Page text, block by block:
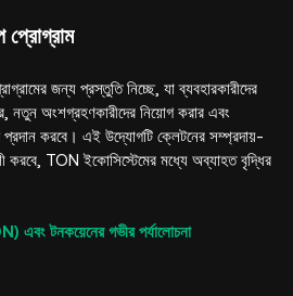
প্রোগ্রাম
জন্য প্রস্তুতি নিচ্ছে, যা ব্যবহারকারীদের
নতুন অংশগ্রহণকারীদের নিয়োগ করার এবং
করবে। এই উদ্যোগটি ক্লেটনের সম্প্রদায়-
করবে, TON ইকোসিস্টেমের মধ্যে অব্যাহত বৃদ্ধির
এবং টনকয়েনের গভীর পর্যালোচনা